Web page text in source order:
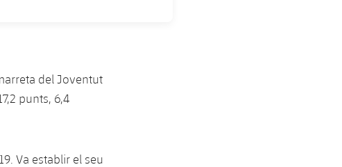
del Joventut
punts, 6,4
Va establir el seu